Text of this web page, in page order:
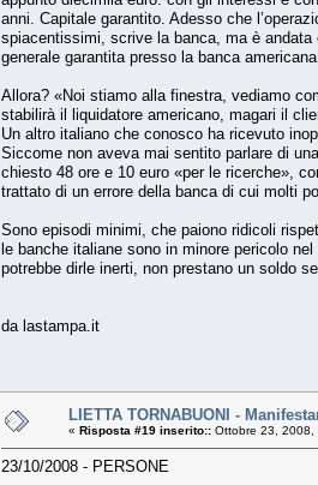
anni. Capitale garantito. Adesso che
spiacentissimi, scrive la banca, ma è
generale garantita presso la banca
Allora? «Noi stiamo alla finestra, vediamo
stabilirà il liquidatore americano, magari il
Un altro italiano che conosco ha ricevuto
Siccome non aveva mai sentito parlare di
chiesto 48 ore e 10 euro «per le ricerche»,
trattato di un errore della banca di cui molti
Sono episodi minimi, che paiono ridicoli
le banche italiane sono in minore pericolo
potrebbe dirle inerti, non prestano un soldo
da lastampa.it
LIETTA TORNABUONI -
« Risposta #19 inserito:: Ottobre 23, 2008,
23/10/2008 - PERSONE